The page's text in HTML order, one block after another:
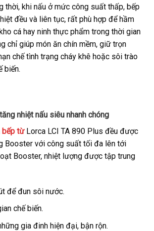
thời, khi nấu ở mức công suất thấp, bếp
đều và liên tục, rất phù hợp để hầm
cá hay ninh thực phẩm trong thời gian
chỉ giúp món ăn chín mềm, giữ trọn
chế tình trạng cháy khê hoặc sôi trào
biến.
nhiệt nấu siêu nhanh chóng
bếp từLorca LCI TA 890 Plus đều được
Booster với công suất tối đa lên tới
Booster, nhiệt lượng được tập trung
để đun sôi nước.
chế biến.
gia đinh hiện đại, bận rộn.